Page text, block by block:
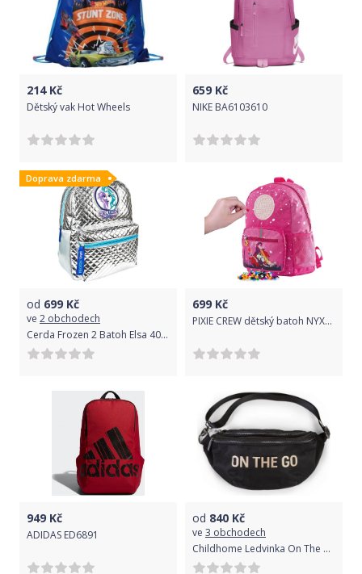
214Kč
Dětský vak Hot Wheels
659 Kč
NIKE BA6103610
Doprava zdarma
od 699 Kč
ve 2 obchodech
Cerda Frozen 2 Batoh Elsa 40 cm
699 Kč
PIXIE CREW dětský batoh NYXX RŮŽOVÝ
949 Kč
ADIDAS ED6891
od 840 Kč
ve 3 obchodech
Childhome Ledvinka On The Go Black